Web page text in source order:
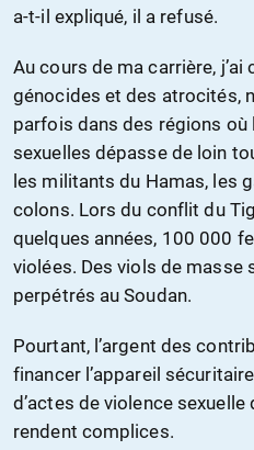
a-t-il expliqué, il a refusé.
Au cours de ma carrière,
génocides et des atrocités,
parfois dans des régions où
sexuelles dépasse de loin
les militants du Hamas, les
colons. Lors du conflit du
quelques années, 100 000
violées. Des viols de masse
perpétrés au Soudan.
Pourtant, l’argent des
financer l’appareil
d’actes de violence
rendent complices.